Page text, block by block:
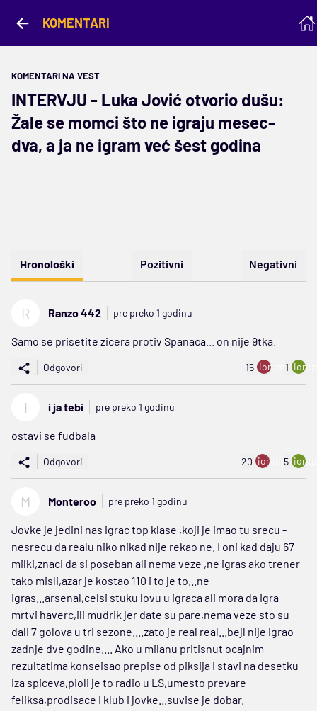
KOMENTARI
KOMENTARI NA VEST
INTERVJU - Luka Jović otvorio dušu:
Žale se momci što ne igraju mesec-
dva, a ja ne igram već šest godina
Hronološki Pozitivni Negativni
R Ranzo 442 pre preko 1 godinu
Samo se prisetite zicera protiv Spanaca... on nije 9tka.
Odgovori 15 ion:minus
1
I i ja tebi pre preko 1 godinu
ostavi se fudbala
Odgovori 20 ion:minus
5
M Monteroo pre preko 1 godinu
Jovke je jedini nas igrac top klase ,koji je imao tu srecu -
nesrecu da realu niko nikad nije rekao ne. I oni kad daju 67
milki,znaci da si poseban ali nema veze ,ne igras ako trener
tako misli,azar je kostao 110 i to je to...ne
igras...arsenal,celsi stuku lovu u igraca ali mora da igra
mrtvi haverc,ili mudrik jer date su pare,nema veze sto su
dali 7 golova u tri sezone....zato je real real...bejl nije igrao
zadnje dve godine.... Ako u milanu pritisnut ocajnim
rezultatima konseisao prepise od piksija i stavi na desetku
iza spiceva,pioli je to radio u LS,umesto prevare
feliksa,prodisace i klub i jovke...suvise je dobar.